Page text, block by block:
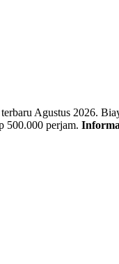
Agustus 2026.
500.000 perjam.